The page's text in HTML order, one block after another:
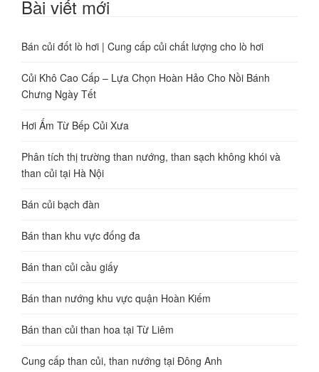
Bài viết mới
Bán củi đốt lò hơi | Cung cấp củi chất lượng cho lò hơi
Củi Khô Cao Cấp – Lựa Chọn Hoàn Hảo Cho Nồi Bánh
Chưng Ngày Tết
Hơi Ấm Từ Bếp Củi Xưa
Phân tích thị trường than nướng, than sạch không khói và
than củi tại Hà Nội
Bán củi bạch đàn
Bán than khu vực đống đa
Bán than củi cầu giấy
Bán than nướng khu vực quận Hoàn Kiếm
Bán than củi than hoa tại Từ Liêm
Cung cấp than củi, than nướng tại Đông Anh